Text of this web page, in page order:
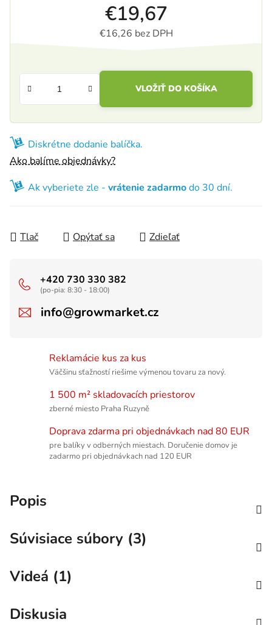
€19,67
€16,26 bez DPH
VLOŽIŤ DO KOŠÍKA
Diskrétne dodanie balíčka.
Ako balíme objednávky?
Ak vyberiete zle - vrátenie zadarmodo 30 dní.
Tlač Opýtať sa Zdieľať
+420 730 330 382
(po-pia: 8:30 - 18:00)
info@growmarket.cz
Reklamácie kus za kus
Väčšinu sťažností riešime výmenou tovaru za nový.
1 500 m² skladovacích priestorov
zberné miesto Praha Ruzyně
Doprava zdarma pri objednávkach nad 80 EUR
pre balíky v odberných miestach. Doručenie domov je
zadarmo pri objednávkach nad 120 EUR
Popis
Súvisiace súbory (3)
Videá (1)
Diskusia